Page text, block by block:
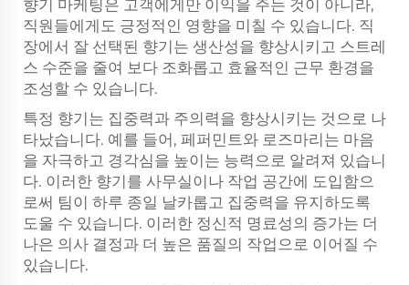
향기 마케팅은 고객에게만 이익을 주는 것이 아니라,
직원들에게도 긍정적인 영향을 미칠 수 있습니다. 직
장에서 잘 선택된 향기는 생산성을 향상시키고 스트레
스 수준을 줄여 보다 조화롭고 효율적인 근무 환경을
조성할 수 있습니다.
특정 향기는 집중력과 주의력을 향상시키는 것으로 나
타났습니다. 예를 들어, 페퍼민트와 로즈마리는 마음
을 자극하고 경각심을 높이는 능력으로 알려져 있습니
다. 이러한 향기를 사무실이나 작업 공간에 도입함으
로써 팀이 하루 종일 날카롭고 집중력을 유지하도록
도울 수 있습니다. 이러한 정신적 명료성의 증가는 더
나은 의사 결정과 더 높은 품질의 작업으로 이어질 수
있습니다.